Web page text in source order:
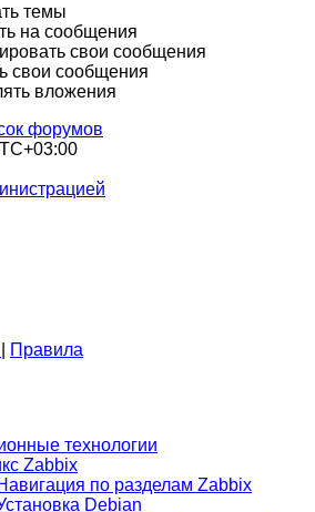
темы
на сообщения
свои сообщения
свои сообщения
вложения
форумов
Правила
технологии
Zabbix
по разделам Zabbix
Debian